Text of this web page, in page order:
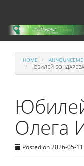
Main
Content
HOME
ЮБИЛЕЙ
Олега
Posted on 2026-05-